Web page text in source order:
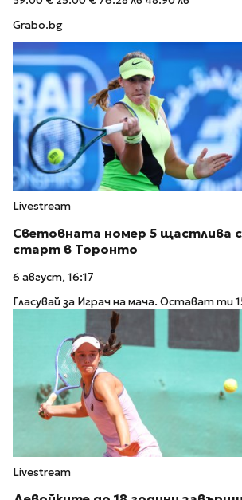
Grabo.bg
Livestream
Световната номер 5 щастлива
старт в Торонто
6 август, 16:17
Гласувай за Играч на мача. Остават ти
Livestream